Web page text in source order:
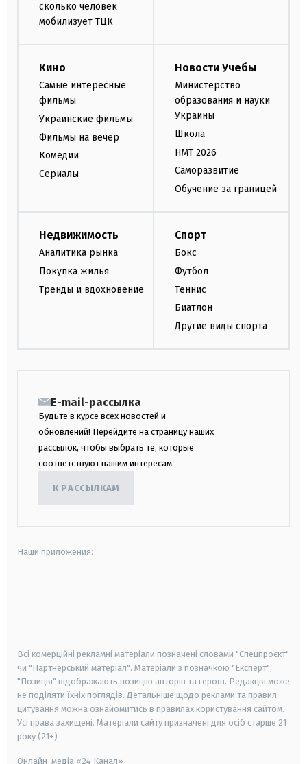
сколько человек
мобилизует ТЦК
Кино
Самые интересные
фильмы
Украинские фильмы
Фильмы на вечер
Комедии
Сериалы
Новости Учебы
Министерство
образования и науки
Украины
Школа
НМТ 2026
Саморазвитие
Обучение за границей
Недвижимость
Аналитика рынка
Покупка жилья
Тренды и вдохновение
Спорт
Бокс
Футбол
Теннис
Биатлон
Другие виды спорта
E-mail-рассылка
Будьте в курсе всех новостей и
обновлений! Перейдите на страницу наших
рассылок, чтобы выбрать те, которые
соответствуют вашим интересам.
К РАССЫЛКАМ
Наши приложения:
Всі комерційні рекламні матеріали позначені словами "Спецпроєкт"
чи "Партнерський матеріал". Матеріали з позначкою "Експерт",
"Позиція" відображають позицію авторів та героїв. Редакція може
не поділяти їхніх поглядів. Детальніше щодо реклами та правил
цитування можна ознайомитись в правилах користування сайтом.
Усі права захищені. Матеріали сайту призначені для осіб старше 21
року (21+)
Онлайн-медіа «24 Канал»